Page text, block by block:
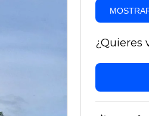
¿Quieres